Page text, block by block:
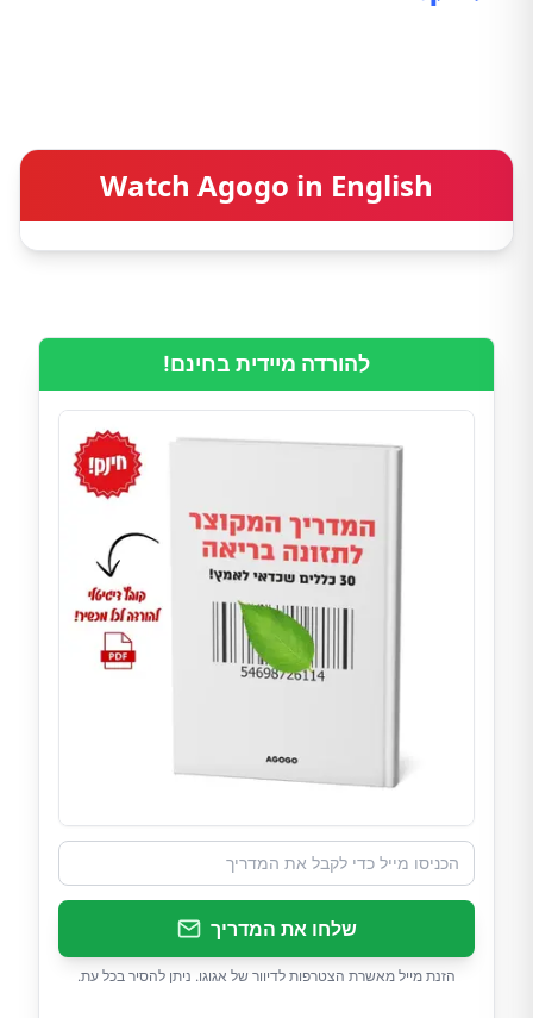
Watch Agogo in English
להורדה מיידית בחינם!
שלחו את המדריך
הזנת מייל מאשרת הצטרפות לדיוור של אגוגו. ניתן להסיר בכל עת.